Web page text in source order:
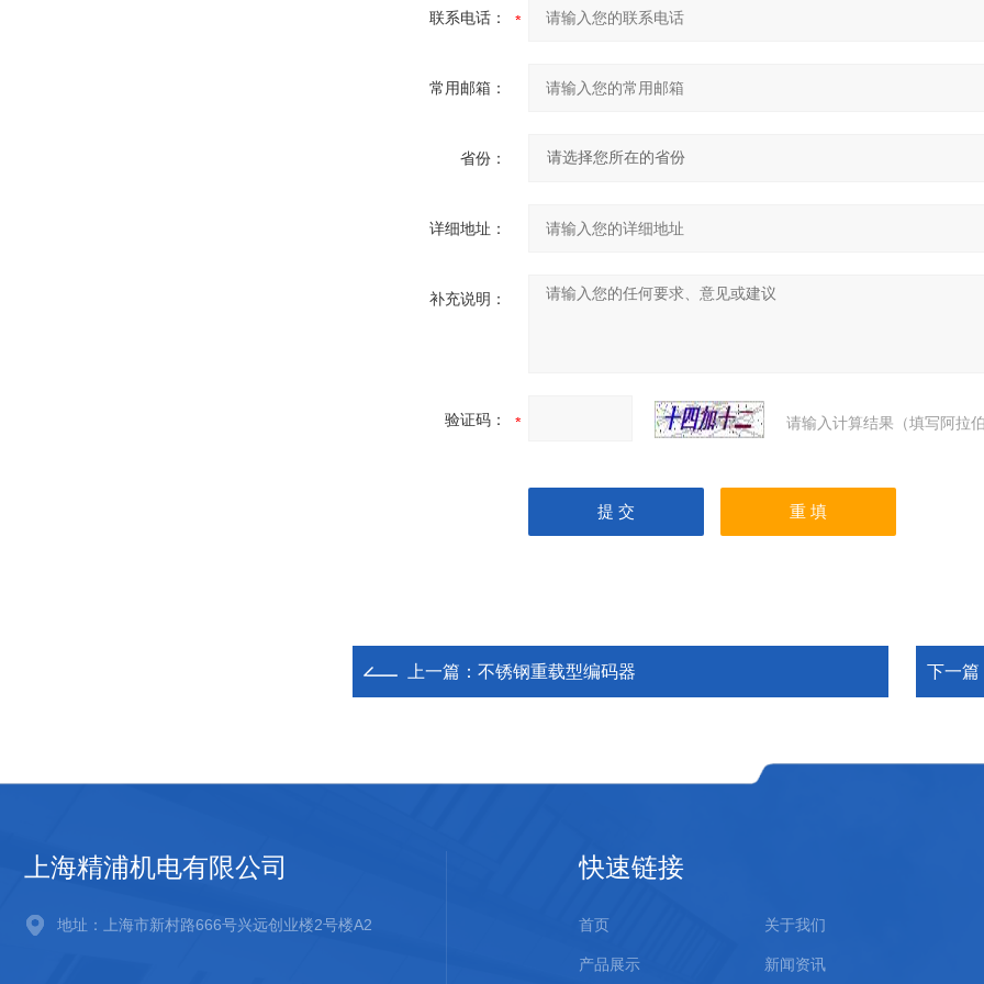
联系电话：
常用邮箱：
省份：
详细地址：
补充说明：
验证码： 请输入计算结果（填写阿拉
上一篇： 不锈钢重载型编码器 下一篇
上海精浦机电有限公司
地址：上海市新村路666号兴远创业楼2号楼A2
快速链接
首页 关于我们
产品展示 新闻资讯